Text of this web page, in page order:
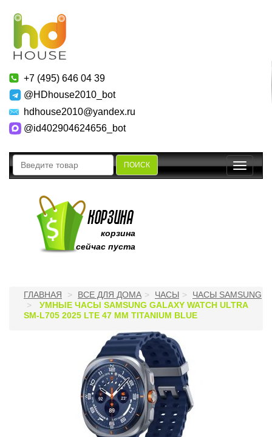
+7 (495) 646 04 39
@HDhouse2010_bot
hdhouse2010@yandex.ru
@id402904624656_bot
ПОИСК
Toggle
корзина
сейчас пуста
ГЛАВНАЯ ВСЕ ДЛЯ ДОМА ЧАСЫ
ЧАСЫ SAMSUNG
УМНЫЕ ЧАСЫ SAMSUNG GALAXY WATCH ULTRA
SM-L705 2025 LTE 47 ММ TITANIUM BLUE